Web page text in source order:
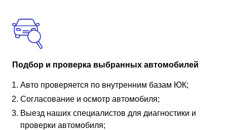
Подбор и проверка выбранных автомобилей
Авто проверяется по внутренним базам ЮК;
Согласование и осмотр автомобиля;
Выезд наших специалистов для диагностики и
проверки автомобиля;